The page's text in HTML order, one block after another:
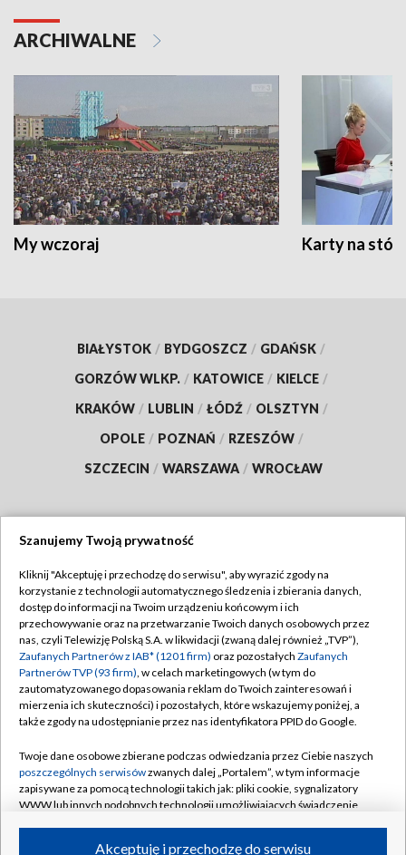
ARCHIWALNE
My wczoraj Karty na
BIAŁYSTOK / BYDGOSZCZ / GDAŃSK /
GORZÓW WLKP. / KATOWICE / KIELCE /
KRAKÓW / LUBLIN / ŁÓDŹ / OLSZTYN /
OPOLE / POZNAŃ / RZESZÓW /
SZCZECIN / WARSZAWA / WROCŁAW
TVP
Abonament TVP
Emisja w TVP
Centrum informacji TVP
Naziemna Telewizja Cyfrowa
Rada Programowa
System NOS
Informacje o nadawcy
Regulamin TVP
Polityka prywatności
Moje zgody
Pomoc
Kontakt
Kanały
Szanujemy Twoją prywatność
Kliknij "Akceptuję i przechodzę do serwisu", aby wyrazić zgody na
korzystanie z technologii automatycznego śledzenia i zbierania danych,
dostęp do informacji na Twoim urządzeniu końcowym i ich
przechowywanie oraz na przetwarzanie Twoich danych osobowych przez
nas, czyli Telewizję Polską S.A. w likwidacji (zwaną dalej również „TVP”),
Zaufanych Partnerów z IAB* (1201 firm) oraz pozostałych Zaufanych
Partnerów TVP (93 firm), w celach marketingowych (w tym do
zautomatyzowanego dopasowania reklam do Twoich zainteresowań i
mierzenia ich skuteczności) i pozostałych, które wskazujemy poniżej, a
także zgody na udostępnianie przez nas identyfikatora PPID do Google.
Twoje dane osobowe zbierane podczas odwiedzania przez Ciebie naszych
poszczególnych serwisówzwanych dalej „Portalem”, w tym informacje
zapisywane za pomocą technologii takich jak: pliki cookie, sygnalizatory
WWW lub innych podobnych technologii umożliwiających świadczenie
Akceptuję i przechodzę do serwisu